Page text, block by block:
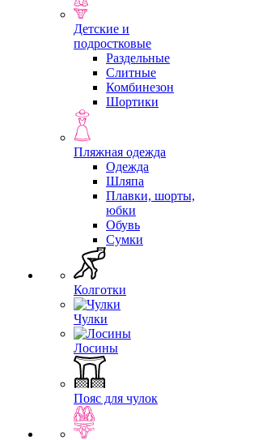
Детские и
подростковые
Раздельные
Слитные
Комбинезон
Шортики
Пляжная одежда
Одежда
Шляпа
Плавки, шорты,
юбки
Обувь
Сумки
Колготки
Чулки
Лосины
Пояс для чулок